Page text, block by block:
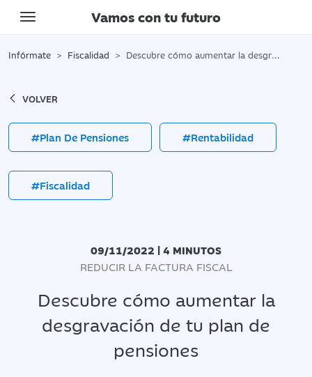
Toggle navigation
Vamos con tu futuro
Infórmate Fiscalidad Descubre cómo aumentar la desgravación de tu plan de pensiones
VOLVER
#Plan De Pensiones #Rentabilidad
#Fiscalidad
09/11/2022 | 4 MINUTOS
REDUCIR LA FACTURA FISCAL
Descubre cómo aumentar la
desgravación de tu plan de
pensiones